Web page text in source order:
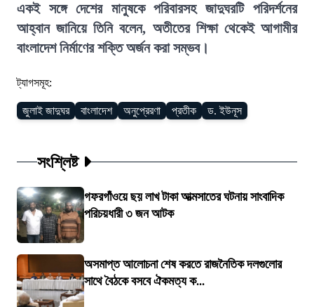
একই সঙ্গে দেশের মানুষকে পরিবারসহ জাদুঘরটি পরিদর্শনের
আহ্বান জানিয়ে তিনি বলেন, অতীতের শিক্ষা থেকেই আগামীর
বাংলাদেশ নির্মাণের শক্তি অর্জন করা সম্ভব।
ট্যাগসমূহ:
জুলাই জাদুঘর বাংলাদেশ অনুপ্রেরণা প্রতীক ড. ইউনূস
সংশ্লিষ্ট
গফরগাঁওয়ে ছয় লাখ টাকা আত্মসাতের ঘটনায় সাংবাদিক
পরিচয়ধারী ৩ জন আটক
অসমাপ্ত আলোচনা শেষ করতে রাজনৈতিক দলগুলোর
সাথে বৈঠকে বসবে ঐকমত্য ক...